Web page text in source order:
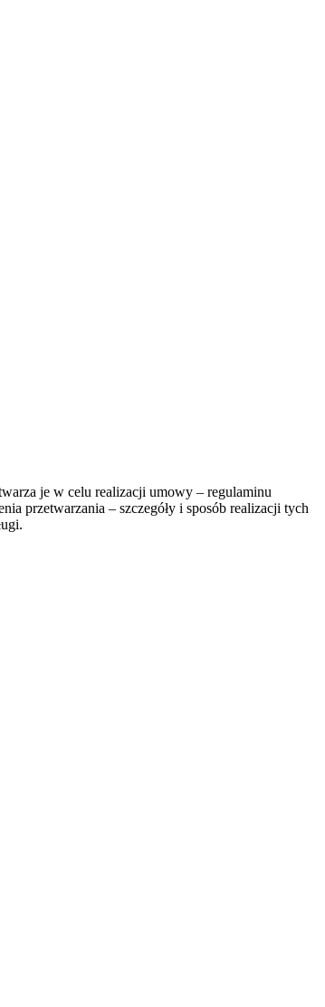
je w celu realizacji umowy – regulaminu
przetwarzania – szczegóły i sposób realizacji tych